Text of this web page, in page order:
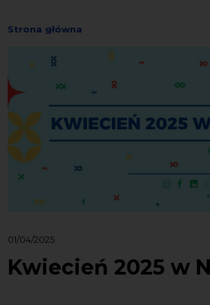
Strona główna
01/04/2025
Kwiecień 2025 w